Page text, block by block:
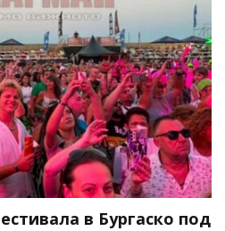
в Бургаско под